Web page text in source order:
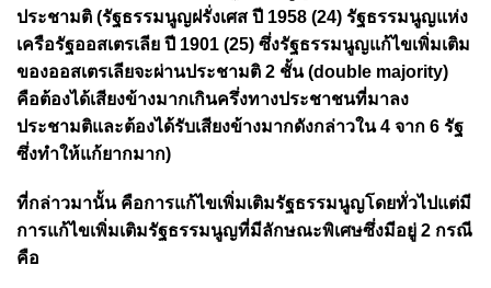
ประชามติ (รัฐธรรมนูญฝรั่งเศส ปี 1958 (24) รัฐธรรมนูญแห่ง
เครือรัฐออสเตรเลีย ปี 1901 (25) ซึ่งรัฐธรรมนูญแก้ไขเพิ่มเติม
ของออสเตรเลียจะผ่านประชามติ 2 ชั้น (double majority)
คือต้องได้เสียงข้างมากเกินครึ่งทางประชาชนที่มาลง
ประชามติและต้องได้รับเสียงข้างมากดังกล่าวใน 4 จาก 6 รัฐ
ซึ่งทำให้แก้ยากมาก)
ที่กล่าวมานั้น คือการแก้ไขเพิ่มเติมรัฐธรรมนูญโดยทั่วไปแต่มี
การแก้ไขเพิ่มเติมรัฐธรรมนูญที่มีลักษณะพิเศษซึ่งมีอยู่ 2 กรณี
คือ